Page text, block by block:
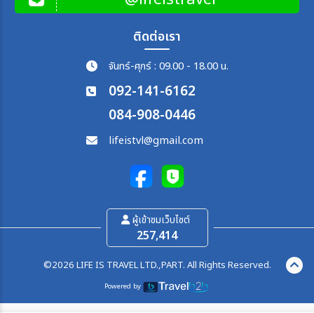
ติดต่อเรา
จันทร์-ศุกร์ : 09.00 - 18.00 น.
092-141-6162
084-908-0446
lifeistvl@gmail.com
ผู้เข้าชมเว็บไซต์
257,414
©2026 LIFE IS TRAVEL LTD.,PART. All Rights Reserved.
Powered by